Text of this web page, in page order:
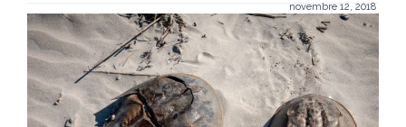
novembre 12, 2018